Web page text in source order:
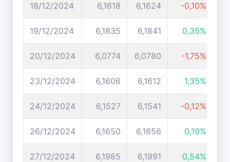
18/12/2024 6,1618 6,1624 -0,10%
19/12/2024 6,1835 6,1841 0,35%
20/12/2024 6,0774 6,0780 -1,75%
23/12/2024 6,1606 6,1612 1,35%
24/12/2024 6,1527 6,1541 -0,12%
26/12/2024 6,1650 6,1656 0,19%
27/12/2024 6,1985 6,1991 0,54%